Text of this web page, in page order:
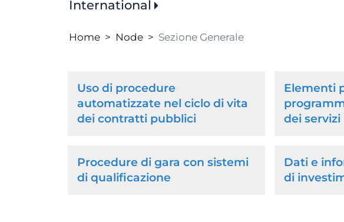
International
Home Node Sezione Generale
Browse
the
section
Uso di procedure
automatizzate nel ciclo di vita
dei contratti pubblici
Elementi
dei servizi
Procedure di gara con sistemi
di qualificazione
Dati e
di